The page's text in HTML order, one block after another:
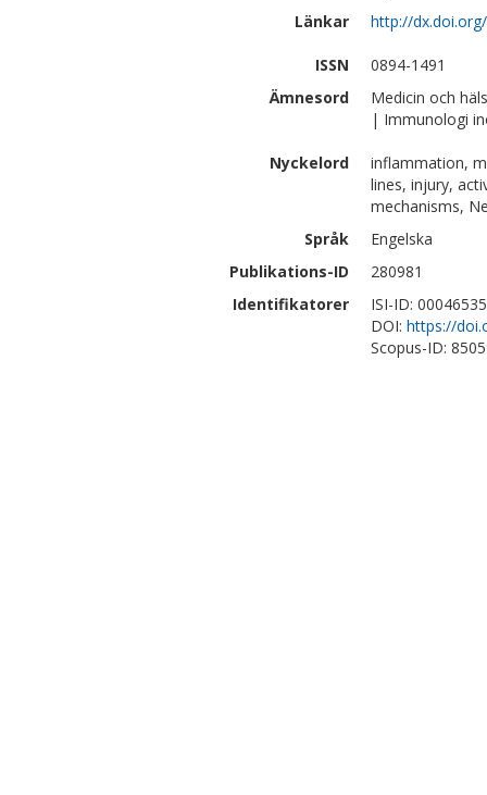
Länkar
http://
ISSN
0894-1491
Ämnesord
Medicin och
| Immunologi
Nyckelord
inflammation,
lines, injury,
mechanisms,
Språk
Engelska
Publikations-ID
280981
Identifikatorer
ISI-ID:
DOI: https://
Scopus-ID: